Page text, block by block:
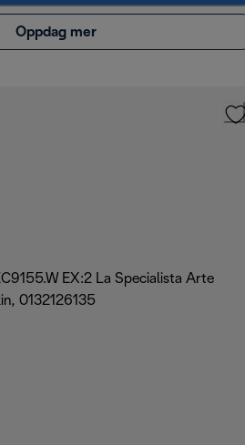
Oppdag mer